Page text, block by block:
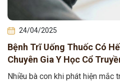
24/04/2025
Bệnh Trĩ Uống Thuốc Có
Chuyên Gia Y Học Cổ
Nhiều bà con khi phát hiện mắc